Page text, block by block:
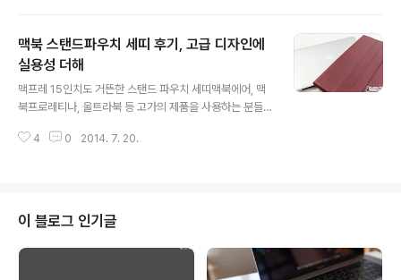
한 자세 그리고 바른 자세를 유지하게끔 해주는 것이 특징
입니다. 이에 본문에서는 엘라고 L4 Stand for Laptop
Computer 가 과연 어떤 특징을 갖는지 그리고 직접 써
본 소감은 어떤지 정리해 보도록 하겠습니다. 엘라고 L4 스
탠드 리뷰 & 사용 후기 제품 포장에 그려진 모습만 봐도 이
녀석은 동 카테고리의 여느 제품과는 다소 차이가 있는 외
맥북 스탠드파우치 세띠 후기, 고급 디자인에
실용성 더해
맥프레 15인치도 거뜬한 스탠드 파우치 세띠맥북에어, 맥
북프로레티나, 울트라북 등 고가의 제품을 사용하는 분들
이 쓰이실 겁니다. 그래서 파우치를 이용하는 분들 많으실
우치 세띠는 스탠딩 거치 기능까지 가능하여 실용적인 장
점까지 갖고 있습니다. 홈페이지를 보면 맥북에어는 물론
맥북프로 15인치 제품군까지 호환이 되는 파우치 라인업
이 마련되어 있는 모습인데요. 본문에서는 제가 사용하고
4 0 2014. 7. 20.
이 블로그 인기글